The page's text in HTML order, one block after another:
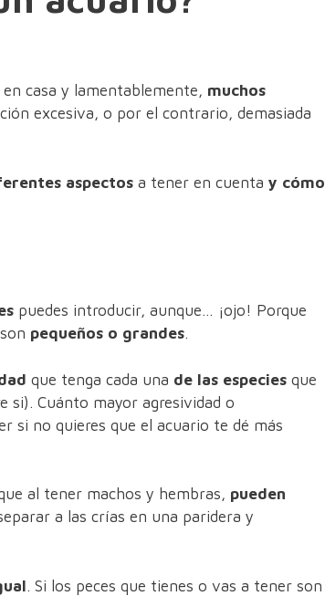
casa y lamentablemente, muchos
excesiva, o por el contrario, demasiada
aspectos a tener en cuenta y cómo
puedes introducir, aunque… ¡ojo! Porque
pequeños o grandes.
que tenga cada una de las especies que
si). Cuánto mayor agresividad o
si no quieres que el acuario te dé más
al tener machos y hembras, pueden
a las crías en una paridera y
. Si los peces que tienes o vas a tener son